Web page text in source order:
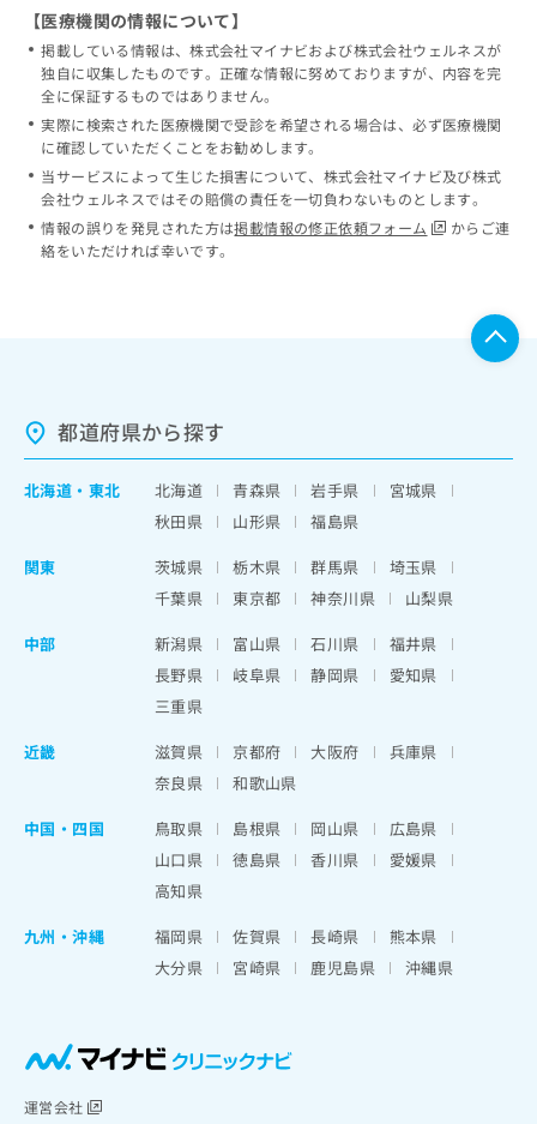
【医療機関の情報について】
掲載している情報は、株式会社マイナビおよび株式会社ウェルネスが
独自に収集したものです。正確な情報に努めておりますが、内容を完
全に保証するものではありません。
実際に検索された医療機関で受診を希望される場合は、必ず医療機関
に確認していただくことをお勧めします。
当サービスによって生じた損害について、株式会社マイナビ及び株式
会社ウェルネスではその賠償の責任を一切負わないものとします。
情報の誤りを発見された方は掲載情報の修正依頼フォーム
からご連
絡をいただければ幸いです。
都道府県から探す
北海道 ・ 東北 北海道 青森県 岩手県
宮城県
秋田県
山形県
福島県
関東
茨城県 栃木県 群馬県
埼玉県
千葉県
東京都 神奈川県
山梨県
中部
新潟県 富山県 石川県
福井県
長野県
岐阜県 静岡県
愛知県
三重県
近畿
滋賀県 京都府 大阪府
兵庫県
奈良県
和歌山県
中国・四国
鳥取県 島根県 岡山県
広島県
山口県
徳島県 香川県
愛媛県
高知県
九州・沖縄
福岡県 佐賀県 長崎県
熊本県
大分県
宮崎県 鹿児島県 沖縄県
運営会社